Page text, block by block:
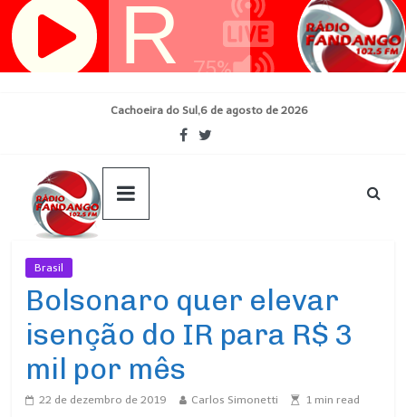
Pular
para
Cachoeira do Sul,6 de agosto de 2026
Brasil
Bolsonaro quer elevar
isenção do IR para R$ 3
mil por mês
22 de dezembro de 2019 Carlos Simonetti 1 min read